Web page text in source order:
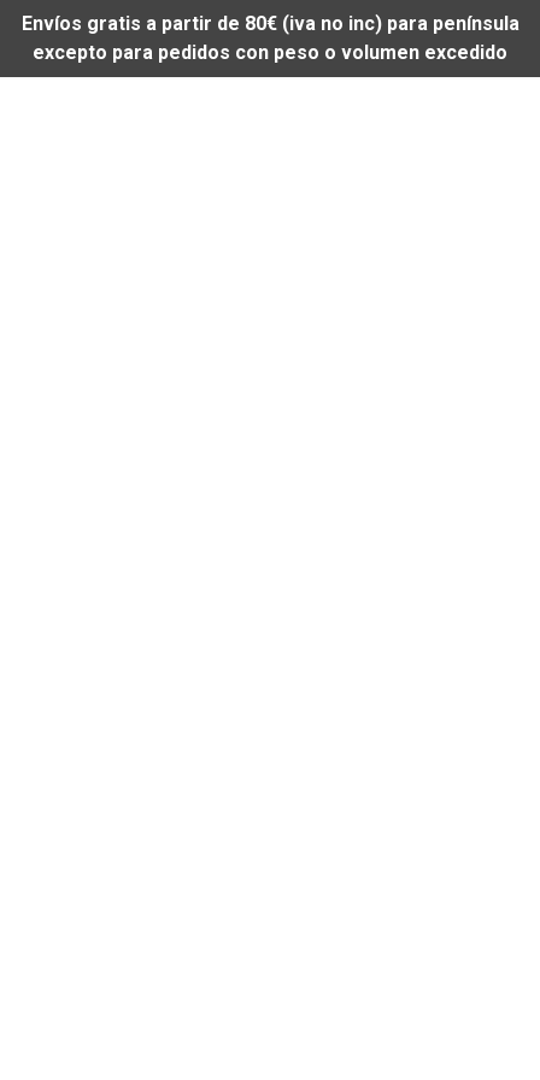
Envíos gratis a partir de 80€ (iva no inc) para península
excepto para pedidos con peso o volumen excedido